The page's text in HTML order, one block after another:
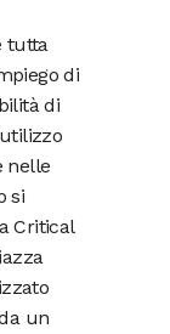
tutta
di
di
nelle
si
Critical
un